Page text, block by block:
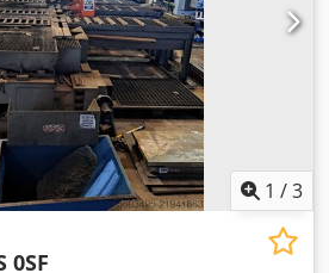
1 /3
0SF